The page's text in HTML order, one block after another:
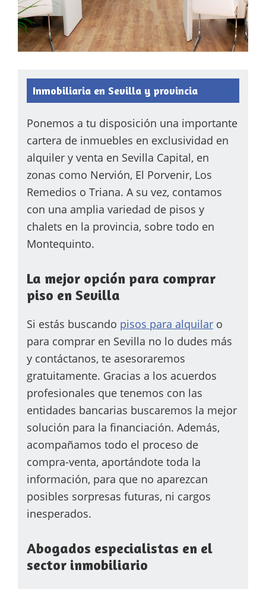
Inmobiliaria en Sevilla y provincia
Ponemos a tu disposición una importante
cartera de inmuebles en exclusividad en
alquiler y venta en Sevilla Capital, en
zonas como Nervión, El Porvenir, Los
Remedios o Triana. A su vez, contamos
con una amplia variedad de pisos y
chalets en la provincia, sobre todo en
Montequinto.
La mejor opción para comprar
piso en Sevilla
Si estás buscando pisos para alquilar o
para comprar en Sevilla no lo dudes más
y contáctanos, te asesoraremos
gratuitamente. Gracias a los acuerdos
profesionales que tenemos con las
entidades bancarias buscaremos la mejor
solución para la financiación. Además,
acompañamos todo el proceso de
compra-venta, aportándote toda la
información, para que no aparezcan
posibles sorpresas futuras, ni cargos
inesperados.
Abogados especialistas en el
sector inmobiliario